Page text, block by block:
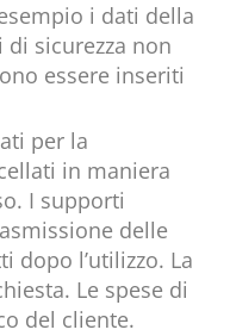
i dati della
sicurezza non
essere inseriti
per la
in maniera
I supporti
delle
dopo l’utilizzo. La
Le spese di
del cliente.